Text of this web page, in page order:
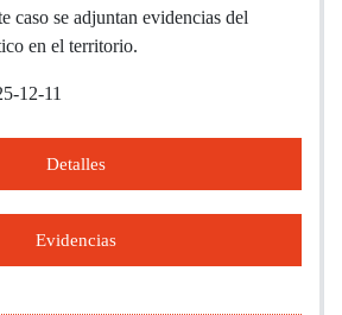
caso se adjuntan evidencias del
en el territorio.
12-11
Detalles
Evidencias